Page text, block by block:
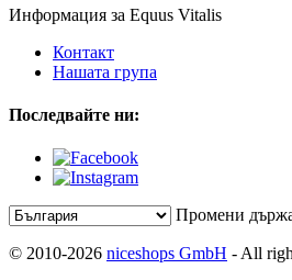
Информация за Equus Vitalis
Контакт
Нашата група
Последвайте ни:
Промени
© 2010-2026 niceshops GmbH - All